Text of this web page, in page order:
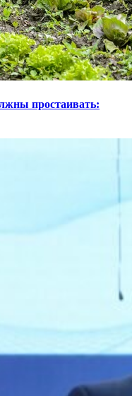
простаивать: